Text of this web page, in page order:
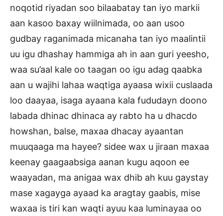
noqotid riyadan soo bilaabatay tan iyo markii
aan kasoo baxay wiilnimada, oo aan usoo
gudbay raganimada micanaha tan iyo maalintii
uu igu dhashay hammiga ah in aan guri yeesho,
waa su’aal kale oo taagan oo igu adag qaabka
aan u wajihi lahaa waqtiga ayaasa wixii cuslaada
loo daayaa, isaga ayaana kala fududayn doono
labada dhinac dhinaca ay rabto ha u dhacdo
howshan, balse, maxaa dhacay ayaantan
muuqaaga ma hayee? sidee wax u jiraan maxaa
keenay gaagaabsiga aanan kugu aqoon ee
waayadan, ma anigaa wax dhib ah kuu gaystay
mase xagayga ayaad ka aragtay gaabis, mise
waxaa is tiri kan waqti ayuu kaa luminayaa oo